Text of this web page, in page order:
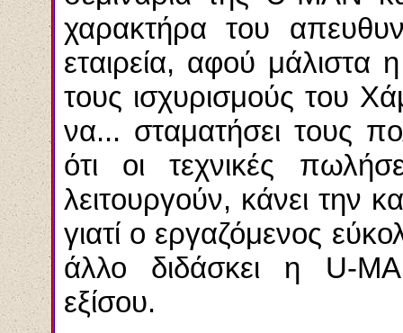
χαρακτήρα του
εταιρεία, αφού μάλιστα
τους ισχυρισμούς του
να... σταματήσει τους
ότι οι τεχνικές
λειτουργούν, κάνει την
γιατί ο εργαζόμενος
άλλο διδάσκει η U-
εξίσου.